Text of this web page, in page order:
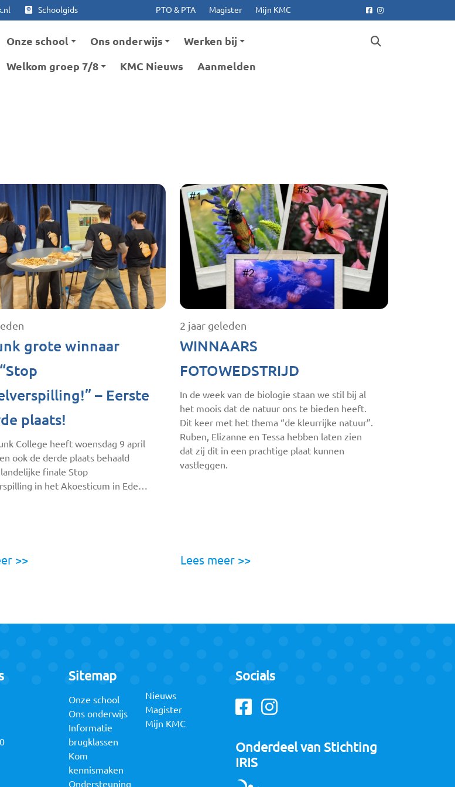
Ga naar hoofdinhoud
Ga naar footer
Schoolgids PTO & PTA Magister Mijn KMC Facebook
Instagram
Onze school Ons onderwijs Werken bij
Welkom groep 7/8 KMC Nieuws Aanmelden
grote winnaar
– Eerste
plaats!
College heeft woensdag 9 april
ook de derde plaats behaald
finale Stop
in het Akoesticum in Ede…
>>
2 jaar geleden
WINNAARS
FOTOWEDSTRIJD
In de week van de biologie staan we stil bij al
het moois dat de natuur ons te bieden heeft.
Dit keer met het thema “de kleurrijke natuur”.
Ruben, Elizanne en Tessa hebben laten zien
dat zij dit in een prachtige plaat kunnen
vastleggen.
Lees meer >>
Sitemap
Onze school
Ons onderwijs
Informatie
brugklassen
Kom
kennismaken
Ondersteuning
Nieuws
Magister
Mijn KMC
Socials
Facebook
Instagram
Onderdeel van Stichting
IRIS